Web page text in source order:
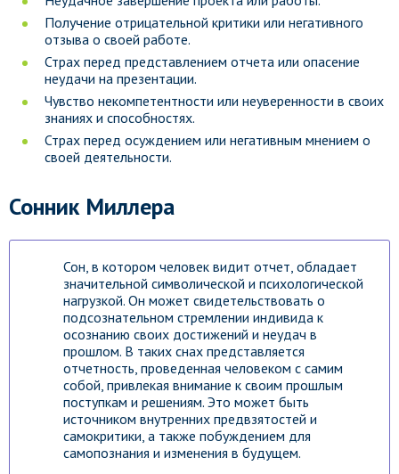
Получение отрицательной критики или негативного
отзыва о своей работе.
Страх перед представлением отчета или опасение
неудачи на презентации.
Чувство некомпетентности или неуверенности в своих
знаниях и способностях.
Страх перед осуждением или негативным мнением о
своей деятельности.
Сонник Миллера
Сон, в котором человек видит отчет, обладает
значительной символической и психологической
нагрузкой. Он может свидетельствовать о
подсознательном стремлении индивида к
осознанию своих достижений и неудач в
прошлом. В таких снах представляется
отчетность, проведенная человеком с самим
собой, привлекая внимание к своим прошлым
поступкам и решениям. Это может быть
источником внутренних предвзятостей и
самокритики, а также побуждением для
самопознания и изменения в будущем.